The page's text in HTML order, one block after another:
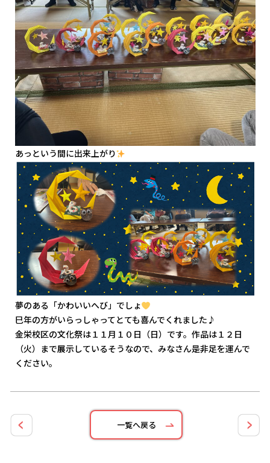
あっという間に出来上がり
夢のある「かわいいへび」でしょ
巳年の方がいらっしゃってとても喜んでくれました♪
金栄校区の文化祭は１１月１０日（日）です。作品は１２日
（火）まで展示しているそうなので、みなさん是非足を運んで
ください。
一覧へ戻る